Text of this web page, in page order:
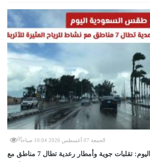
الجمعة 07 أغسطس 2026 10:04 صباحاً 0
طقس السعودية اليوم: تقلبات جوية وأمطار رعدية تطال 7 مناطق مع